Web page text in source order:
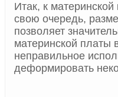
Итак, к
свою очередь,
позволяет
материнской платы
неправильное
деформировать